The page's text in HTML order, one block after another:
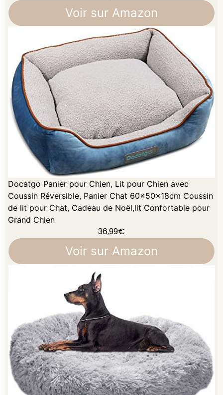
Voir sur Amazon
Docatgo Panier pour Chien, Lit pour Chien avec
Coussin Réversible, Panier Chat 60x50x18cm Coussin
de lit pour Chat, Cadeau de Noël,lit Confortable pour
Grand Chien
36,99€
Voir sur Amazon